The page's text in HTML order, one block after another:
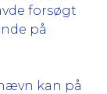
forsøgt
på
kan på